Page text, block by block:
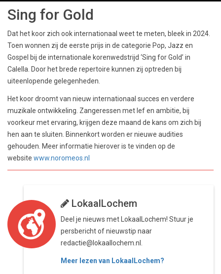
Sing for Gold
Dat het koor zich ook internationaal weet te meten, bleek in 2024.
Toen wonnen zij de eerste prijs in de categorie Pop, Jazz en
Gospel bij de internationale korenwedstrijd ‘Sing for Gold’ in
Calella. Door het brede repertoire kunnen zij optreden bij
uiteenlopende gelegenheden.
Het koor droomt van nieuw internationaal succes en verdere
muzikale ontwikkeling. Zangeressen met lef en ambitie, bij
voorkeur met ervaring, krijgen deze maand de kans om zich bij
hen aan te sluiten. Binnenkort worden er nieuwe audities
gehouden. Meer informatie hierover is te vinden op de
website www.noromeos.nl
LokaalLochem
Deel je nieuws met LokaalLochem! Stuur je
persbericht of nieuwstip naar
redactie@lokaallochem.nl.
Meer lezen van LokaalLochem?